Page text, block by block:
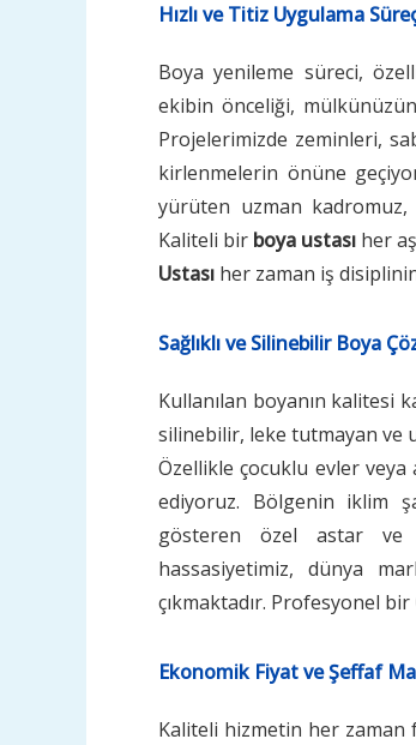
Hızlı ve Titiz Uygulama
Boya yenileme süreci,
ekibin önceliği,
Projelerimizde zeminleri,
kirlenmelerin önüne
yürüten uzman kadromuz,
Kaliteli bir boya ustası her
Ustası her zaman iş
Sağlıklı ve Silinebilir Boya
Kullanılan boyanın kalitesi
silinebilir, leke tutmayan ve
Özellikle çocuklu evler
ediyoruz. Bölgenin iklim
gösteren özel astar ve
hassasiyetimiz, dünya
çıkmaktadır. Profesyonel bir
Ekonomik Fiyat ve Şeffaf
Kaliteli hizmetin her zaman